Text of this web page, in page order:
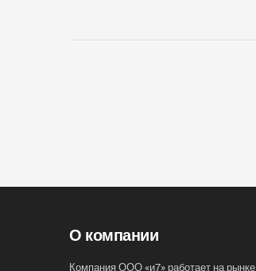
О компании
Компания ООО «и7» работает на рынке